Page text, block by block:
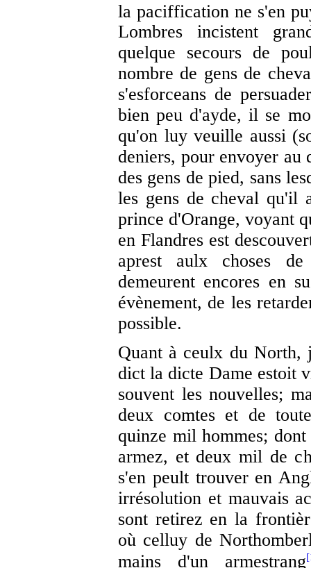
la paciffication ne s'en
Lombres incistent
quelque secours de
nombre de gens de
s'esforceans de
bien peu d'ayde, il se
qu'on luy veuille aussi
deniers, pour envoyer
des gens de pied, sans
les gens de cheval qu'il
prince d'Orange, voyant
en Flandres est
aprest aulx choses de
demeurent encores en
évènement, de les
possible.
Quant à ceulx du
dict la dicte Dame estoit
souvent les nouvelles;
deux comtes et de
quinze mil hommes;
armez, et deux mil de
s'en peult trouver en
irrésolution et mauvais
sont retirez en la
où celluy de
mains d'un armestrang